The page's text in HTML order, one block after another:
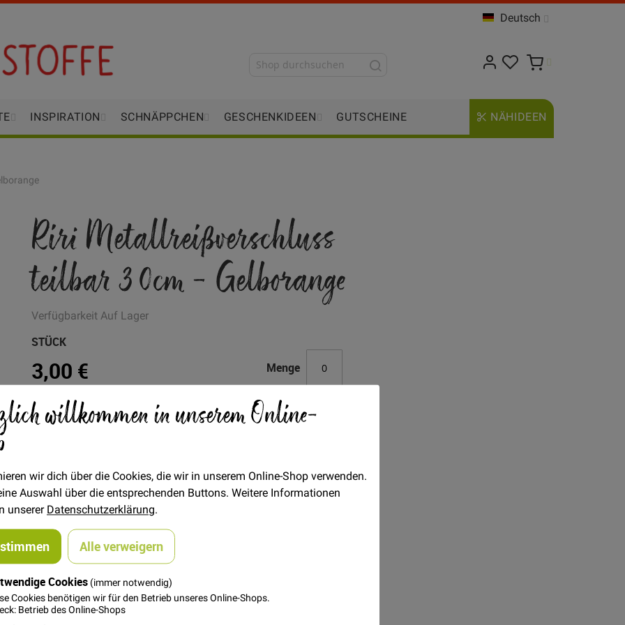
willkommen in unserem Online-
wir dich über die Cookies, die wir in unserem Online-Shop verwenden.
Auswahl über die entsprechenden Buttons. Weitere Informationen
unsererDatenschutzerklärung.
Alle verweigern
Cookies (immer notwendig)
Cookies benötigen wir für den Betrieb unseres Online-Shops.
Betrieb des Online-Shops
Deutsch
INSPIRATION SCHNÄPPCHEN GESCHENKIDEEN GUTSCHEINE NÄHIDEEN
Riri Metallreißverschluss
teilbar 30cm - Gelborange
VerfügbarkeitAuf Lager
3,00 €
STÜCK
Menge
In den Warenkorb
aus der Schweiz. Durch die polierte Kette gleitet der Zipper
und Schließen.
schönen Nähprojekten!